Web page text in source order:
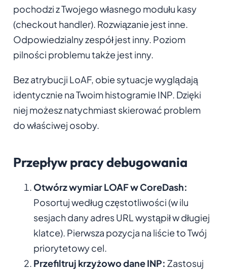
pochodzi z Twojego własnego modułu kasy
(checkout handler). Rozwiązanie jest inne.
Odpowiedzialny zespół jest inny. Poziom
pilności problemu także jest inny.
Bez atrybucji LoAF, obie sytuacje wyglądają
identycznie na Twoim histogramie INP. Dzięki
niej możesz natychmiast skierować problem
do właściwej osoby.
Przepływ pracy debugowania
Otwórz wymiar LOAF w CoreDash:
Posortuj według częstotliwości (w ilu
sesjach dany adres URL wystąpił w długiej
klatce). Pierwsza pozycja na liście to Twój
priorytetowy cel.
Przefiltruj krzyżowo dane INP: Zastosuj